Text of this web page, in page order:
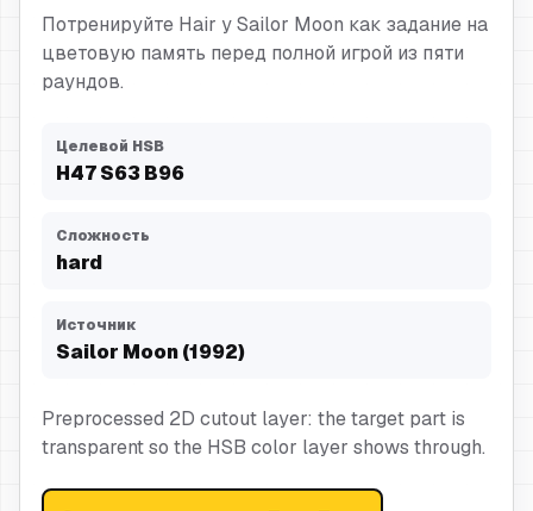
Потренируйте Hair у Sailor Moon как задание на
цветовую память перед полной игрой из пяти
раундов.
Целевой HSB
H47S63B96
Сложность
hard
Источник
Sailor Moon (1992)
Preprocessed 2D cutout layer: the target part is
transparent so the HSB color layer shows through.